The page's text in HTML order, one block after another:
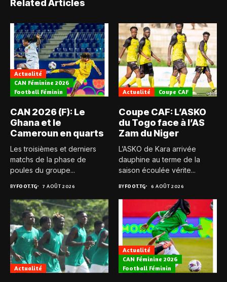
Related Articles
Actualité
CAN Féminine 2026
Football Féminin
CAN 2026 (F): Le
Ghana et le
Cameroun en quarts
Les troisièmes et derniers
matchs de la phase de
poules du groupe...
BYFOOT.TG 7 AOÛT 2026
Actualité Coupe CAF
Coupe CAF: L’ASKO
du Togo face à l’AS
Zam du Niger
L’ASKO de Kara arrivée
dauphine au terme de la
saison écoulée vérite...
BYFOOT.TG 6 AOÛT 2026
Actualité
Actualité
CAN Féminine 2026
Football Féminin